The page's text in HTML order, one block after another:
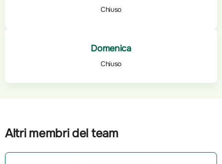
Chiuso
Domenica
Chiuso
Altri membri del team